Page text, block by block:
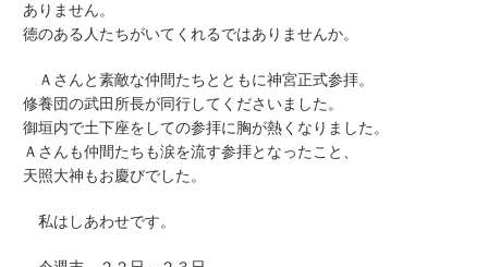
ありません。
徳のある人たちがいてくれるではありませんか。
Ａさんと素敵な仲間たちとともに神宮正式参拝。
修養団の武田所長が同行してくださいました。
御垣内で土下座をしての参拝に胸が熱くなりました。
Ａさんも仲間たちも涙を流す参拝となったこと、
天照大神もお慶びでした。
私はしあわせです。